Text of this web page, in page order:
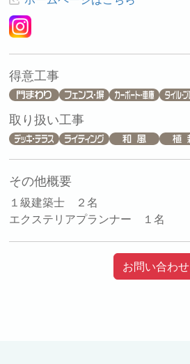
得意工事
取り扱い工事
その他概要
１級建築士 ２名
エクステリアプランナー １名
お問い合わせ